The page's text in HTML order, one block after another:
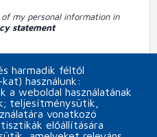
my personal information in
statement
harmadik féltől
használunk:
a weboldal használatának
teljesítménysütik,
vonatkozó
előállítására